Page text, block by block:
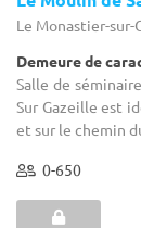
Le Monastier-sur-
Demeure de
Salle de
Sur Gazeille est
et sur le chemin
0-650